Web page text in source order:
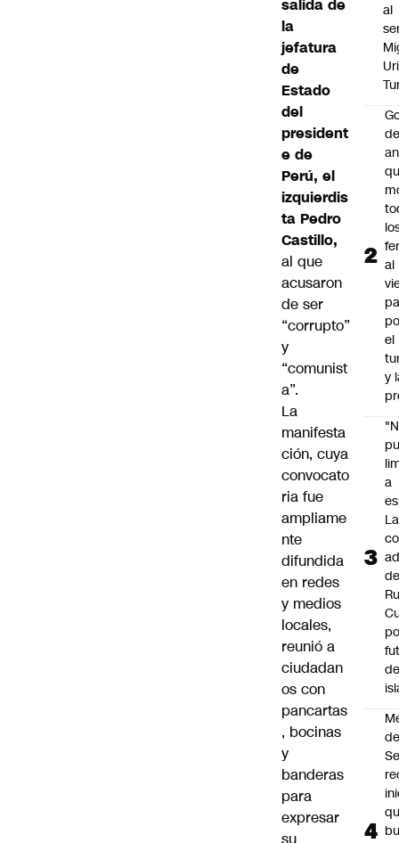
salida de
la
jefatura
de
Estado
del
president
e de
Perú, el
izquierdis
ta Pedro
Castillo,
al que
acusaron
de ser
“corrupto”
y
“comunist
a”.
La
manifesta
ción, cuya
convocato
ria fue
ampliame
nte
difundida
en redes
y medios
locales,
reunió a
ciudadan
os con
pancartas
, bocinas
y
banderas
para
expresar
su
al
al
el
y
a
La
de